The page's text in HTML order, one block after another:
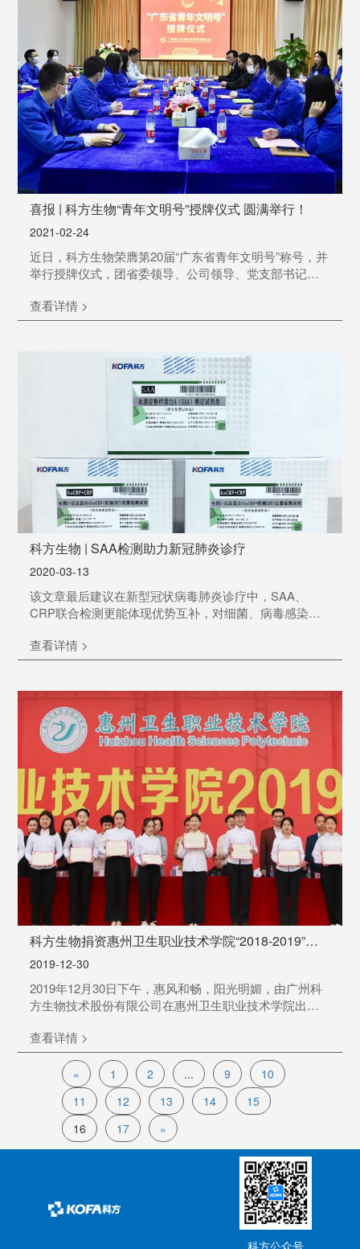
喜报 | 科方生物“青年文明号”授牌仪式 圆满举行！
2021-02-24
近日，科方生物荣膺第20届“广东省青年文明号”称号，并
举行授牌仪式，团省委领导、公司领导、党支部书记、
查看详情 >
科方生物 | SAA检测助力新冠肺炎诊疗
2020-03-13
该文章最后建议在新型冠状病毒肺炎诊疗中，SAA、
CRP联合检测更能体现优势互补，对细菌、病毒感染的
变化对新冠患者的预后判断有着重要意义。
查看详情 >
科方生物捐资惠州卫生职业技术学院“2018-2019”年
2019-12-30
2019年12月30日下午，惠风和畅，阳光明媚，由广州科
方生物技术股份有限公司在惠州卫生职业技术学院出资
查看详情 >
« 1 2 ... 9
10
11
12 13 14
15
16
17 »
科方公众号